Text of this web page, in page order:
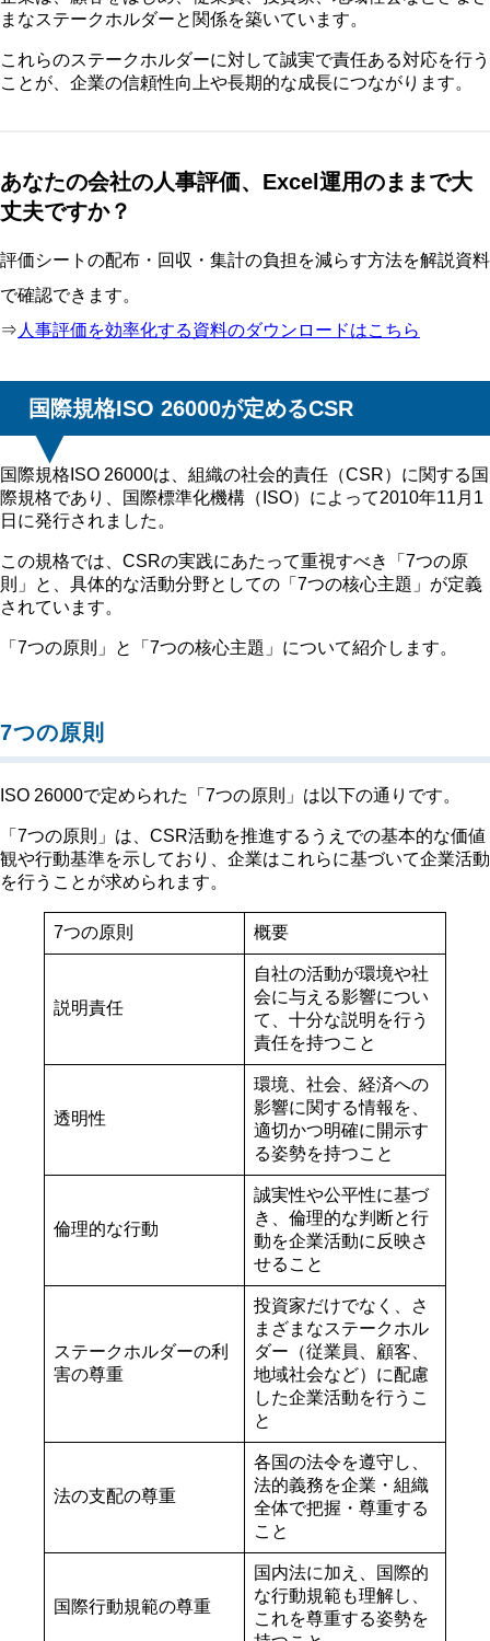
まなステークホルダーと関係を築いています。
これらのステークホルダーに対して誠実で責任ある対応を行う
ことが、企業の信頼性向上や長期的な成長につながります。
あなたの会社の人事評価、Excel運用のままで大
丈夫ですか？
評価シートの配布・回収・集計の負担を減らす方法を解説資料
で確認できます。
⇒ 人事評価を効率化する資料のダウンロードはこちら
国際規格ISO 26000が定めるCSR
国際規格ISO 26000は、組織の社会的責任（CSR）に関する国
際規格であり、国際標準化機構（ISO）によって2010年11月1
日に発行されました。
この規格では、CSRの実践にあたって重視すべき「7つの原
則」と、具体的な活動分野としての「7つの核心主題」が定義
されています。
「7つの原則」と「7つの核心主題」について紹介します。
7つの原則
ISO 26000で定められた「7つの原則」は以下の通りです。
「7つの原則」は、CSR活動を推進するうえでの基本的な価値
観や行動基準を示しており、企業はこれらに基づいて企業活動
を行うことが求められます。
7つの原則 概要
説明責任
自社の活動が環境や社
会に与える影響につい
て、十分な説明を行う
責任を持つこと
透明性
環境、社会、経済への
影響に関する情報を、
適切かつ明確に開示す
る姿勢を持つこと
倫理的な行動
誠実性や公平性に基づ
き、倫理的な判断と行
動を企業活動に反映さ
せること
ステークホルダーの利
害の尊重
投資家だけでなく、さ
まざまなステークホル
ダー（従業員、顧客、
地域社会など）に配慮
した企業活動を行うこ
と
法の支配の尊重
各国の法令を遵守し、
法的義務を企業・組織
全体で把握・尊重する
こと
国際行動規範の尊重
国内法に加え、国際的
な行動規範も理解し、
これを尊重する姿勢を